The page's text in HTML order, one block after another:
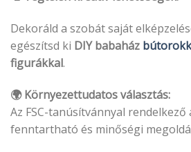
Dekoráld a szobát saját
egészítsd ki DIY babaház
figurákkal.
🌍 Környezettudatos választás:
Az FSC-tanúsítvánnyal rendelkező
fenntartható és minőségi